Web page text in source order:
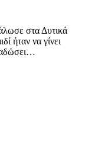
στα Δυτικά
ήταν να γίνει